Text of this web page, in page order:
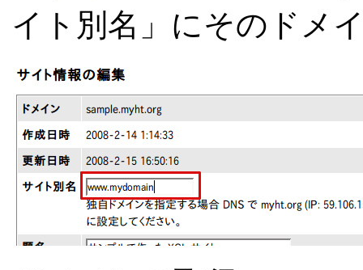
イト別名」にそのドメ